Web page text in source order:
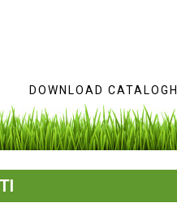
DOWNLOAD CATALOGHI